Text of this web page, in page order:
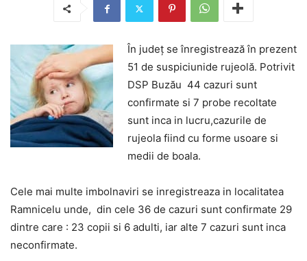
În județ se înregistrează în prezent
51 de suspiciunide rujeolă. Potrivit
DSP Buzău 44 cazuri sunt
confirmate si 7 probe recoltate
sunt inca in lucru,cazurile de
rujeola fiind cu forme usoare si
medii de boala.
Cele mai multe imbolnaviri se inregistreaza in localitatea
Ramnicelu unde, din cele 36 de cazuri sunt confirmate 29
dintre care : 23 copii si 6 adulti, iar alte 7 cazuri sunt inca
neconfirmate.